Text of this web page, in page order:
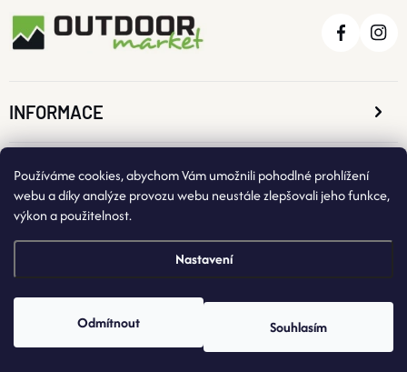
Používáme cookies, abychom Vám umožnili pohodlné prohlížení
webu a díky analýze provozu webu neustále zlepšovali jeho funkce,
výkon a použitelnost.
Nastavení
Odmítnout Souhlasím
INFORMACE
O NÁKUPU
Copyright 2026OutdoorMarket . Všechna práva vyhrazena.